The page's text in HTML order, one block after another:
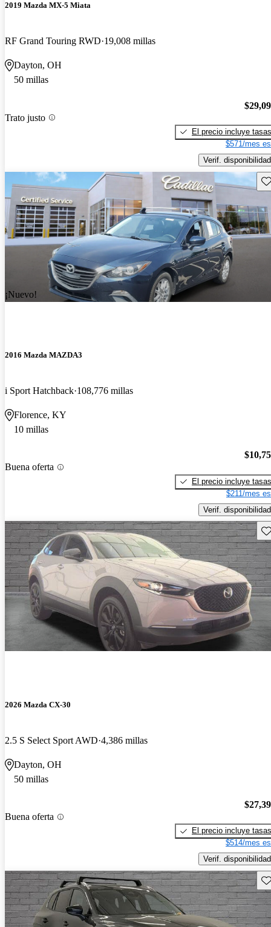
2019 Mazda MX-5 Miata
RF Grand Touring RWD 19,008 millas
Dayton, OH
50 millas
Trato justo
El precio incluye tasas
$571/mes
Verif. disponibilidad
¡Nuevo!
2016 Mazda MAZDA3
i Sport Hatchback 108,776 millas
Florence, KY
10 millas
Buena oferta
El precio incluye tasas
$211/mes
Verif. disponibilidad
2026 Mazda CX-30
2.5 S Select Sport AWD 4,386 millas
Dayton, OH
50 millas
Buena oferta
El precio incluye tasas
$514/mes
Verif. disponibilidad